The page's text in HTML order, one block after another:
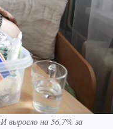
выросло на 56,7% за